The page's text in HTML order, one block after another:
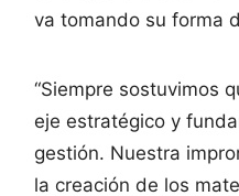
va tomando su forma
“Siempre sostuvimos
eje estratégico y
gestión. Nuestra
la creación de los